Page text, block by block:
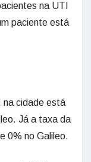
na UTI
paciente está
na cidade está
Já a taxa da
0% no Galileo.